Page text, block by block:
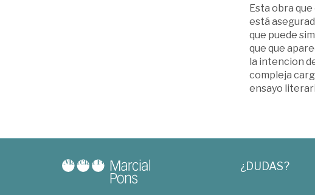
Esta obra
está
que puede
que que
la intencion
compleja
ensayo
¿DUDAS?